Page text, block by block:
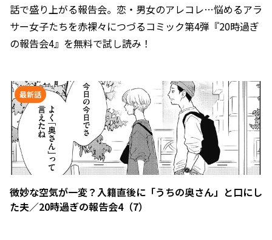
話で盛り上がる報告会。恋・男女のアレコレ…悩めるアラ
サー女子たちを赤裸々につづるコミック第4弾『20時過ぎ
の報告会4』を無料で試し読み！
最新話
微妙な空気が一変？入籍直後に「うちの奥さん」と口にし
た夫／20時過ぎの報告会4（7）